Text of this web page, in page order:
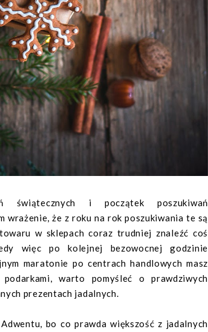
świątecznych i początek poszukiwań
że z roku na rok poszukiwania te są
w sklepach coraz trudniej znaleźć coś
więc po kolejnej bezowocnej godzinie
maratonie po centrach handlowych masz
warto pomyśleć o prawdziwych
prezentach jadalnych.
bo co prawda większość z jadalnych